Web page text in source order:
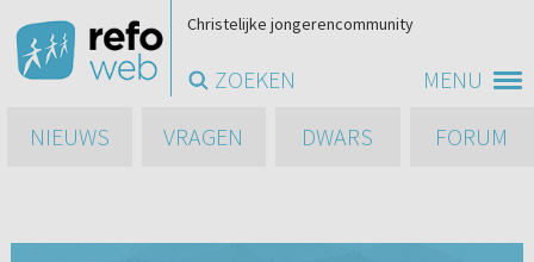
MENU
Christelijke jongerencommunity
ZOEKEN
NIEUWS
VRAGEN DWARS FORUM